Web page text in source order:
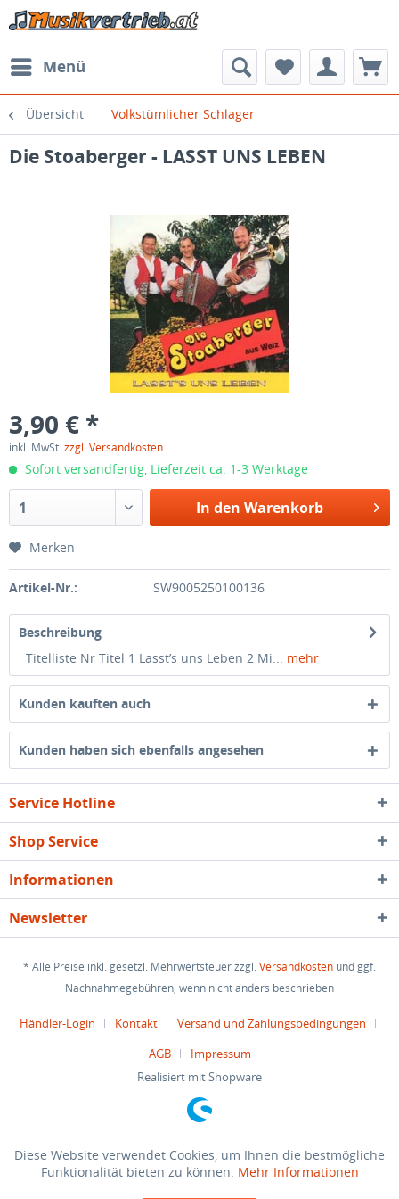
Menü
Übersicht Volkstümlicher Schlager
Die Stoaberger - LASST UNS LEBEN
3,90 € *
inkl. MwSt.zzgl. Versandkosten
Sofort versandfertig, Lieferzeit ca. 1-3 Werktage
In den Warenkorb
Merken
Artikel-Nr.: SW9005250100136
Beschreibung
Titelliste Nr Titel 1 Lasst’s uns Leben 2 Mi... mehr
Kunden kauften auch
Kunden haben sich ebenfalls angesehen
Service Hotline
Shop Service
Informationen
Newsletter
* Alle Preise inkl. gesetzl. Mehrwertsteuer zzgl.Versandkosten und ggf.
Nachnahmegebühren, wenn nicht anders beschrieben
Händler-Login Kontakt
Versand und Zahlungsbedingungen
AGB
Impressum
Realisiert mit Shopware
Diese Website verwendet Cookies, um Ihnen die bestmögliche
Funktionalität bieten zu können. Mehr Informationen